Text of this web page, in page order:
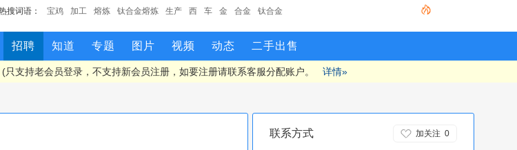
搜词语： 宝鸡 加工 熔炼 钛合金熔炼 生产 西 车 金 合金 钛合金
招聘 知道 专题 图片 视频 动态 二手出售
支持老会员登录，不支持新会员注册，如要注册请联系客服分配账户。 详情»
联系方式 加关注 0